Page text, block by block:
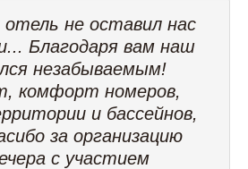
не оставил нас
Благодаря вам наш
незабываемым!
комфорт номеров,
и бассейнов,
за организацию
с участием